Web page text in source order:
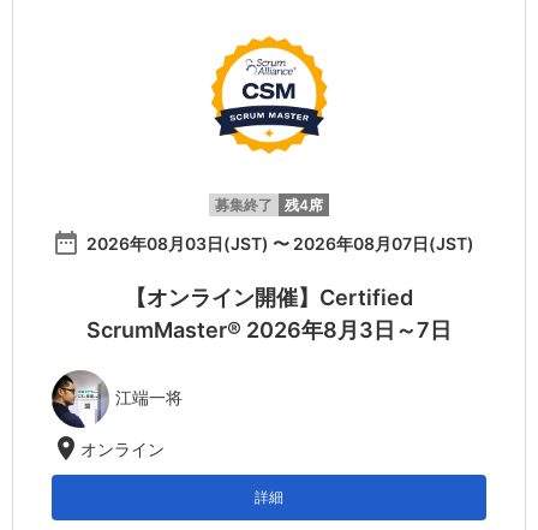
募集終了 残4席
date_range 2026年08月03日(JST) 〜 2026年08月07日(JST)
【オンライン開催】Certified
ScrumMaster® 2026年8月3日～7日
江端一将
location_on オンライン
詳細